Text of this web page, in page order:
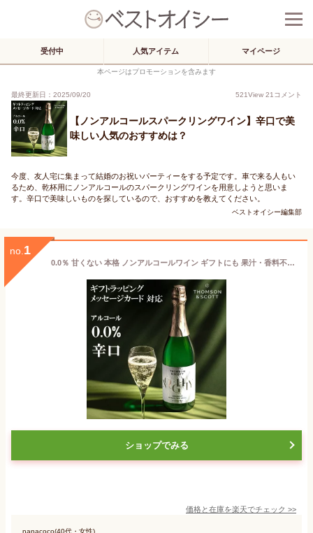
受付中 人気アイテム マイページ
本ページはプロモーションを含みます
最終更新日：2025/09/20 521View 21 コメント
【ノンアルコールスパークリングワイン】辛口で美
味しい人気のおすすめは？
今度、友人宅に集まって結婚のお祝いパーティーをする予定です。車で来る人もい
るため、乾杯用にノンアルコールのスパークリングワインを用意しようと思いま
す。辛口で美味しいものを探しているので、おすすめを教えてください。
ベストオイシー編集部
no. 1
0.0％ 甘くない 本格 ノンアルコールワイン ギフトにも 果汁・香料不使用 ノンアルコールスパークリングワイン 「トムソンアンドスコット ナウシー」ノンアルコールワイン ノンアルコールシャンパン ノンアル ワイン 高級 ホワイトデー
ショップでみる
価格と在庫を楽天でチェック >>
nanacoco(40代・女性)